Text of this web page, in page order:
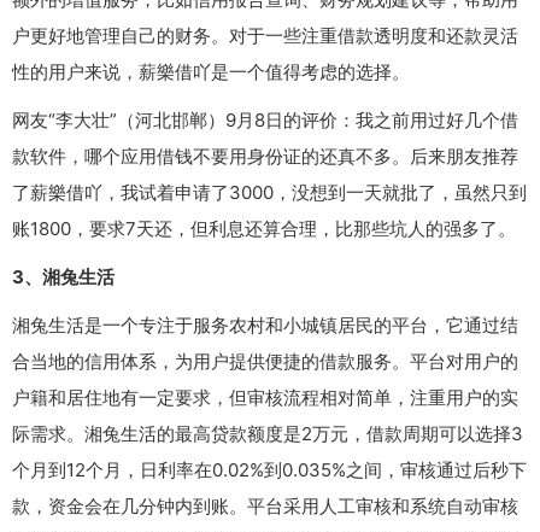
户更好地管理自己的财务。对于一些注重借款透明度和还款灵活
性的用户来说，薪樂借吖是一个值得考虑的选择。
网友“李大壮”（河北邯郸）9月8日的评价：我之前用过好几个借
款软件，哪个应用借钱不要用身份证的还真不多。后来朋友推荐
了薪樂借吖，我试着申请了3000，没想到一天就批了，虽然只到
账1800，要求7天还，但利息还算合理，比那些坑人的强多了。
3、湘兔生活
湘兔生活是一个专注于服务农村和小城镇居民的平台，它通过结
合当地的信用体系，为用户提供便捷的借款服务。平台对用户的
户籍和居住地有一定要求，但审核流程相对简单，注重用户的实
际需求。湘兔生活的最高贷款额度是2万元，借款周期可以选择3
个月到12个月，日利率在0.02%到0.035%之间，审核通过后秒下
款，资金会在几分钟内到账。平台采用人工审核和系统自动审核